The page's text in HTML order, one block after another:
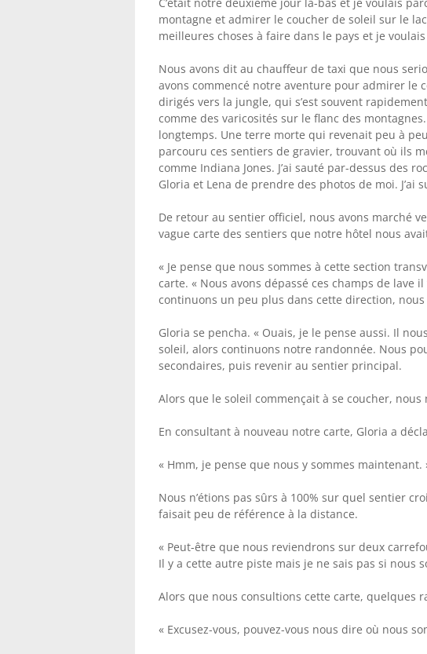
C’était notre deuxième jour là-bas et je voulais
montagne et admirer le coucher de soleil sur le
meilleures choses à faire dans le pays et je
Nous avons dit au chauffeur de taxi que nous
avons commencé notre aventure pour admirer le
dirigés vers la jungle, qui s’est souvent
comme des varicosités sur le flanc des
longtemps. Une terre morte qui revenait peu à
parcouru ces sentiers de gravier, trouvant où ils
comme Indiana Jones. J’ai sauté par-dessus des
Gloria et Lena de prendre des photos de moi. J’ai
De retour au sentier officiel, nous avons marché
vague carte des sentiers que notre hôtel nous
« Je pense que nous sommes à cette section
carte. « Nous avons dépassé ces champs de lave
continuons un peu plus dans cette direction, nous
Gloria se pencha. « Ouais, je le pense aussi. Il
soleil, alors continuons notre randonnée. Nous
secondaires, puis revenir au sentier principal.
Alors que le soleil commençait à se coucher,
En consultant à nouveau notre carte, Gloria a
« Hmm, je pense que nous y sommes maintenant.
Nous n’étions pas sûrs à 100% sur quel sentier
faisait peu de référence à la distance.
« Peut-être que nous reviendrons sur deux
Il y a cette autre piste mais je ne sais pas si nous
Alors que nous consultions cette carte, quelques
« Excusez-vous, pouvez-vous nous dire où nous